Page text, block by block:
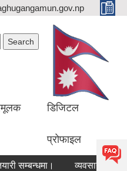
डिजिटल
प्रोफाइल
सम्बन्धमा। व्यवसाय